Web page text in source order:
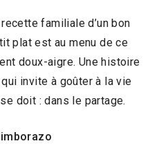
recette familiale d’un bon
plat est au menu de ce
doux-aigre. Une histoire
invite à goûter à la vie
doit : dans le partage.